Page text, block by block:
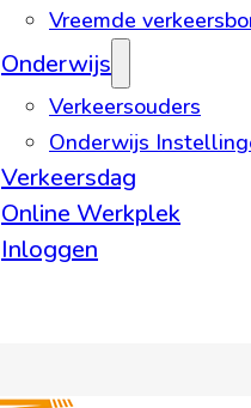
Vreemde
Onderwijs
Verkeersouders
Onderwijs
Verkeersdag
Online Werkplek
Inloggen